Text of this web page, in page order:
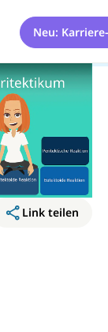
Neu:
Link teilen